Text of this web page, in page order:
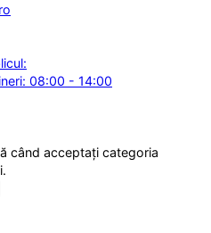
08:00 - 14:00
când acceptați categoria